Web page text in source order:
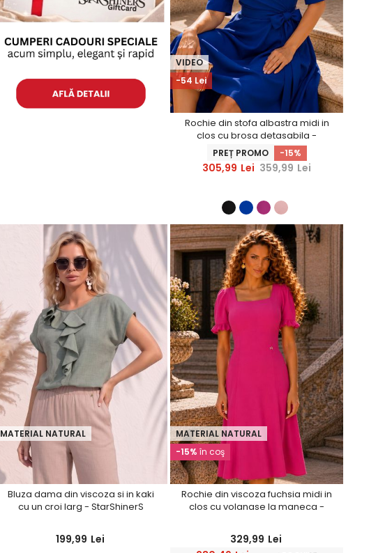
-54 Lei
VIDEO
Rochie din stofa albastra midi in
clos cu brosa detasabila -
StarShinerS
PREȚ PROMO -15%
305,99 Lei 359,99 Lei
MATERIAL NATURAL
Bluza dama din viscoza si in kaki
cu un croi larg - StarShinerS
199,99 Lei
-15% în coş
MATERIAL NATURAL
Rochie din viscoza fuchsia midi in
clos cu volanase la maneca -
329,99 Lei